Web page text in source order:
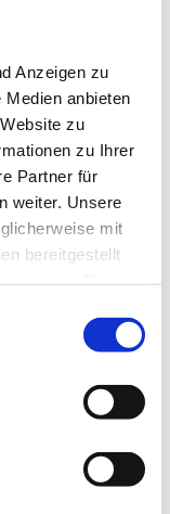
Anzeigen zu
anbieten
zu
zu Ihrer
Partner für
weiter. Unsere
mit
bereitgestellt
evolutionäre
so gut in
Ups.
Geld liegt auf
einen
kennt, bekommt
zu versieben!